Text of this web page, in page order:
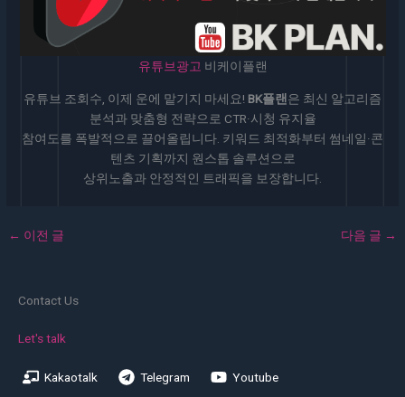
유튜브광고 비케이플랜
유튜브 조회수, 이제 운에 맡기지 마세요! BK플랜 은 최신 알고리즘
분석과 맞춤형 전략으로 CTR·시청 유지율
참여도를 폭발적으로 끌어올립니다. 키워드 최적화부터 썸네일·콘
텐츠 기획까지 원스톱 솔루션으로
상위노출과 안정적인 트래픽을 보장합니다.
← 이전 글 다음 글 →
Contact Us
Let's talk
Kakaotalk Telegram
Youtube